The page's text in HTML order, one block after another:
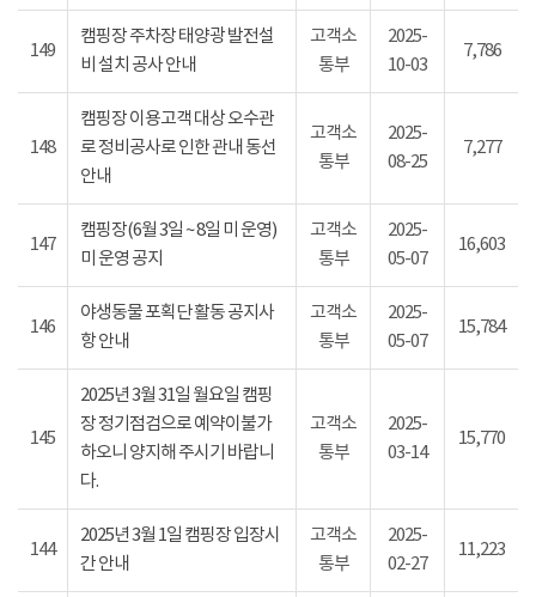
149
캠핑장 주차장 태양광 발전설
비 설치 공사 안내
고객소
통부
2025-
10-03
7,786
148
캠핑장 이용고객 대상 오수관
로 정비공사로 인한 관내 동선
안내
고객소
통부
2025-
08-25
7,277
147
캠핑장(6월 3일 ~ 8일 미 운영)
미 운영 공지
고객소
통부
2025-
05-07
16,603
146
야생동물 포획단 활동 공지사
항 안내
고객소
통부
2025-
05-07
15,784
145
2025년 3월 31일 월요일 캠핑
장 정기점검으로 예약이불가
하오니 양지해 주시기 바랍니
다.
고객소
통부
2025-
03-14
15,770
144
2025년 3월 1일 캠핑장 입장시
간 안내
고객소
통부
2025-
02-27
11,223